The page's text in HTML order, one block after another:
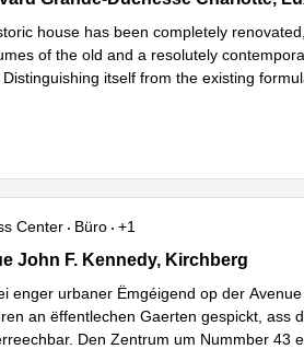
house has been completely
of the old and a resolutely
itself from the existing
Center Büro
+1
John F. Kennedy, Kirchberg
John F. Kennedy, Kirchberg
enger urbaner Ëmgéigend op der
an ëffentlechen Gaerten gespickt, ass
Den Zentrum um Nummber 43